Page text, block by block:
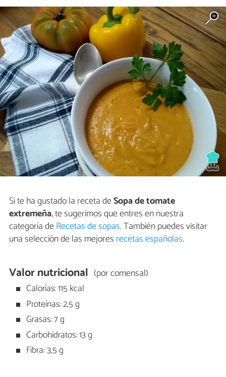
Si te ha gustado la receta deSopa de tomate
extremeña, te sugerimos que entres en nuestra
categoría deRecetas de sopas. También puedes visitar
una selección de las mejores recetas españolas.
Valor nutricional (por comensal)
Calorías: 115 kcal
Proteínas: 2,5 g
Grasas: 7 g
Carbohidratos: 13 g
Fibra: 3,5 g